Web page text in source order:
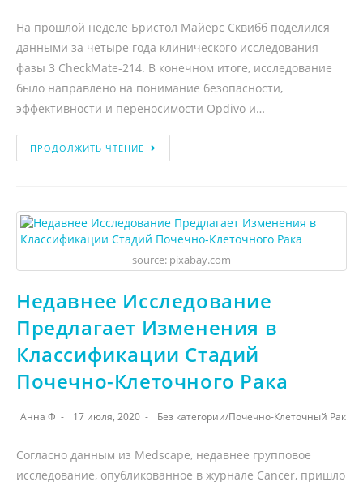
На прошлой неделе Бристол Майерс Сквибб поделился
данными за четыре года клинического исследования
фазы 3 CheckMate-214. В конечном итоге, исследование
было направлено на понимание безопасности,
эффективности и переносимости Opdivo и…
ПРОДОЛЖИТЬ ЧТЕНИЕ
source: pixabay.com
Недавнее Исследование
Предлагает Изменения в
Классификации Стадий
Почечно-Клеточного Рака
Анна Ф 17 июля, 2020 Без категории/Почечно-Клеточный Рак
Согласно данным из Medscape, недавнее групповое
исследование, опубликованное в журнале Cancer, пришло